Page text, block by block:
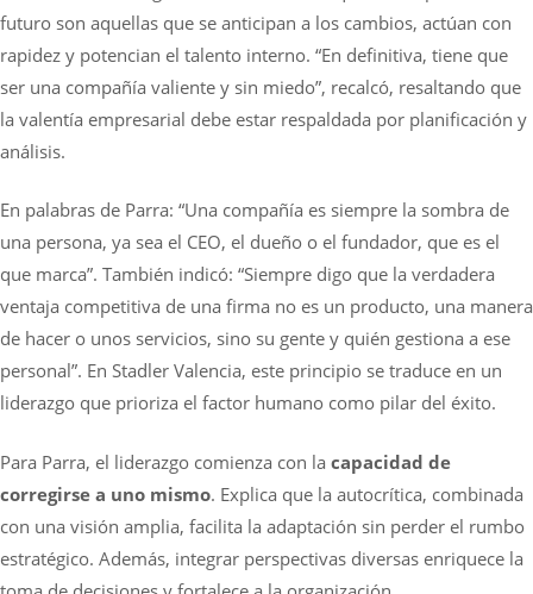
futuro son aquellas que se anticipan a los cambios, actúan con
rapidez y potencian el talento interno. “En definitiva, tiene que
ser una compañía valiente y sin miedo”, recalcó, resaltando que
la valentía empresarial debe estar respaldada por planificación y
análisis.
En palabras de Parra: “Una compañía es siempre la sombra de
una persona, ya sea el CEO, el dueño o el fundador, que es el
que marca”. También indicó: “Siempre digo que la verdadera
ventaja competitiva de una firma no es un producto, una manera
de hacer o unos servicios, sino su gente y quién gestiona a ese
personal”. En Stadler Valencia, este principio se traduce en un
liderazgo que prioriza el factor humano como pilar del éxito.
Para Parra, el liderazgo comienza con la capacidad de
corregirse a uno mismo. Explica que la autocrítica, combinada
con una visión amplia, facilita la adaptación sin perder el rumbo
estratégico. Además, integrar perspectivas diversas enriquece la